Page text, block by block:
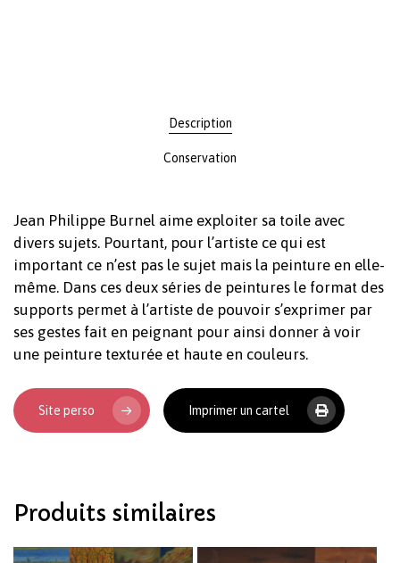
Description
Conservation
Jean Philippe Burnel aime exploiter sa toile avec
divers sujets. Pourtant, pour l’artiste ce qui est
important ce n’est pas le sujet mais la peinture en elle-
même. Dans ces deux séries de peintures le format des
supports permet à l’artiste de pouvoir s’exprimer par
ses gestes fait en peignant pour ainsi donner à voir
une peinture texturée et haute en couleurs.
Site perso Imprimer un cartel
Produits similaires